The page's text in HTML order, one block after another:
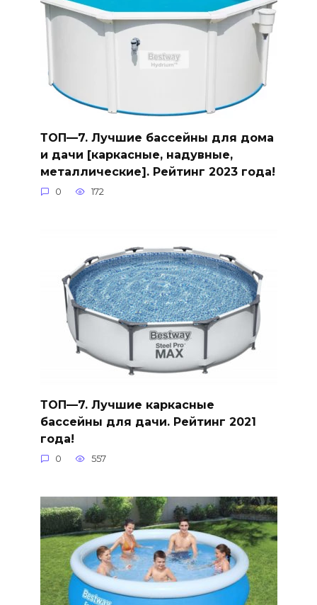
ТОП—7. Лучшие бассейны для дома
и дачи [каркасные, надувные,
металлические]. Рейтинг 2023 года!
0 172
ТОП—7. Лучшие каркасные
бассейны для дачи. Рейтинг 2021
года!
0 557